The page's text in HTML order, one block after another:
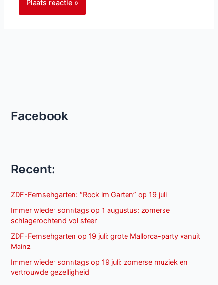
Facebook
Recent:
ZDF-Fernsehgarten: “Rock im Garten” op 19 juli
Immer wieder sonntags op 1 augustus: zomerse
schlagerochtend vol sfeer
ZDF-Fernsehgarten op 19 juli: grote Mallorca-party vanuit
Mainz
Immer wieder sonntags op 19 juli: zomerse muziek en
vertrouwde gezelligheid